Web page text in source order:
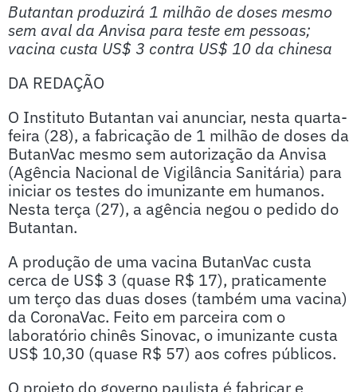
Butantan produzirá 1 milhão de doses mesmo
sem aval da Anvisa para teste em pessoas;
vacina custa US$ 3 contra US$ 10 da chinesa
DA REDAÇÃO
O Instituto Butantan vai anunciar, nesta quarta-
feira (28), a fabricação de 1 milhão de doses da
ButanVac mesmo sem autorização da Anvisa
(Agência Nacional de Vigilância Sanitária) para
iniciar os testes do imunizante em humanos.
Nesta terça (27), a agência negou o pedido do
Butantan.
A produção de uma vacina ButanVac custa
cerca de US$ 3 (quase R$ 17), praticamente
um terço das duas doses (também uma vacina)
da CoronaVac. Feito em parceira com o
laboratório chinês Sinovac, o imunizante custa
US$ 10,30 (quase R$ 57) aos cofres públicos.
O projeto do governo paulista é fabricar e